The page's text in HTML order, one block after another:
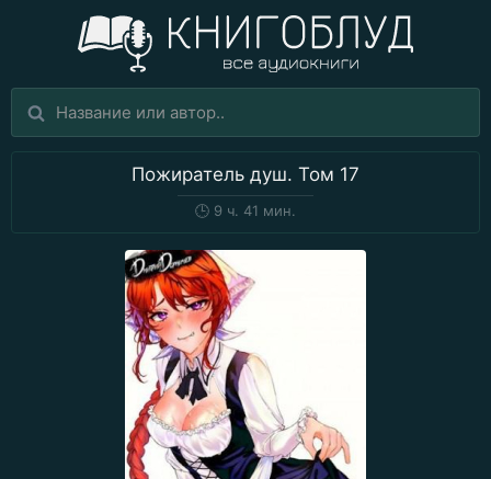
Пожиратель душ. Том 17
🕒 9 ч. 41 мин.